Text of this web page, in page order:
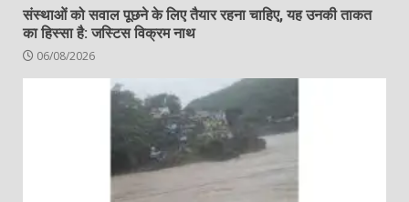
संस्थाओं को सवाल पूछने के लिए तैयार रहना चाहिए, यह उनकी ताकत
का हिस्सा है: जस्टिस विक्रम नाथ
06/08/2026